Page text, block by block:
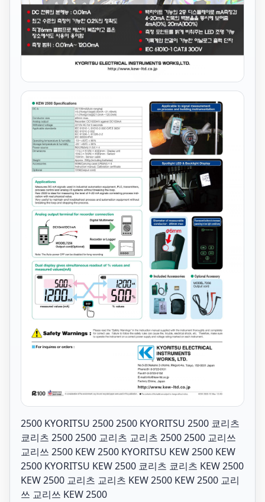
2500 KYORITSU 2500 2500 KYORITSU 2500 쿄리츠
쿄리츠 2500 2500 교리츠 교리츠 2500 2500 교리쓰
교리쓰 2500 KEW 2500 KYORITSU KEW 2500 KEW
2500 KYORITSU KEW 2500 쿄리츠 쿄리츠 KEW 2500
KEW 2500 교리츠 교리츠 KEW 2500 KEW 2500 교리
쓰 교리쓰 KEW 2500